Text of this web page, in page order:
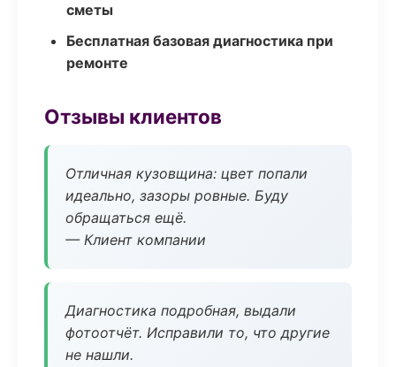
сметы
Бесплатная базовая диагностика при
ремонте
Отзывы клиентов
Отличная кузовщина: цвет попали
идеально, зазоры ровные. Буду
обращаться ещё.
— Клиент компании
Диагностика подробная, выдали
фотоотчёт. Исправили то, что другие
не нашли.